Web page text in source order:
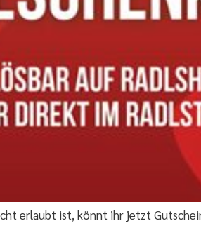
erlaubt ist, könnt ihr jetzt